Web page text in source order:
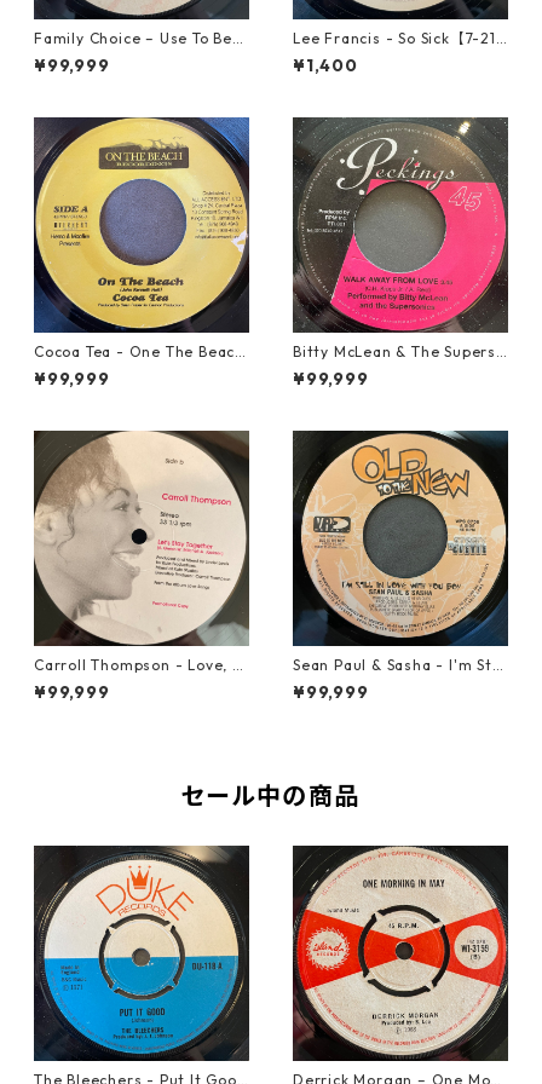
Family Choice – Use To Be
My Girl【7-22004】
¥99,999
Lee Francis - So Sick【7-219
25】
¥1,400
Cocoa Tea - One The Beach
【7-21919】
¥99,999
Bitty McLean & The Superso
nics - Walk Away From Love
【7-21989】
¥99,999
Carroll Thompson - Love, N
eed And Want You【12-2198
3】
¥99,999
Sean Paul & Sasha - I'm Still
In Love With You Boy【7-218
78】
¥99,999
セール中の商品
The Bleechers - Put It Good
Derrick Morgan – One Morn